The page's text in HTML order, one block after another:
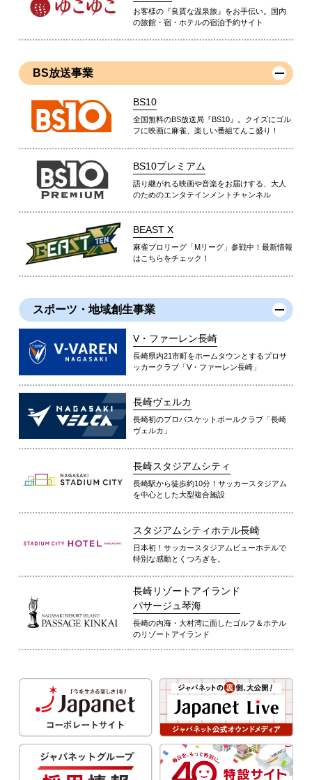
お客様の『良質な温泉旅』をお手伝い。国内
の旅館・宿・ホテルの宿泊予約サイト
BS放送事業
BS10
全国無料のBS放送局『BS10』。クイズにゴル
フに映画に麻雀、楽しい番組てんこ盛り！
BS10プレミアム
語り継がれる映画や音楽をお届けする、大人
のためのエンタテインメントチャンネル
BEAST X
麻雀プロリーグ「Mリーグ」参戦中！最新情報
はこちらをチェック！
スポーツ・地域創生事業
V・ファーレン長崎
長崎県内21市町をホームタウンとするプロサ
ッカークラブ「V・ファーレン長崎」
長崎ヴェルカ
長崎初のプロバスケットボールクラブ「長崎
ヴェルカ」
長崎スタジアムシティ
長崎駅から徒歩約10分！サッカースタジアム
を中心とした大型複合施設
スタジアムシティホテル長崎
日本初！サッカースタジアムビューホテルで
特別な感動とくつろぎを。
長崎リゾートアイランド
パサージュ琴海
長崎の内海・大村湾に面したゴルフ＆ホテル
のリゾートアイランド